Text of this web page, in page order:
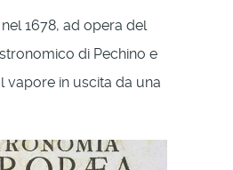
1678, ad opera del
di Pechino e
vapore in uscita da una